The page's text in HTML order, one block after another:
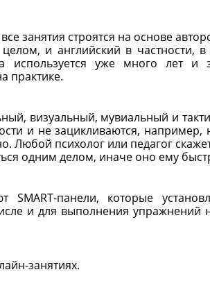
занятия строятся на основе
и английский в частности, в
используется уже много лет и
практике.
визуальный, мувиальный и
и не зацикливаются, например,
Любой психолог или педагог
одним делом, иначе оно ему
панели, которые
и для выполнения упражнений
занятиях.